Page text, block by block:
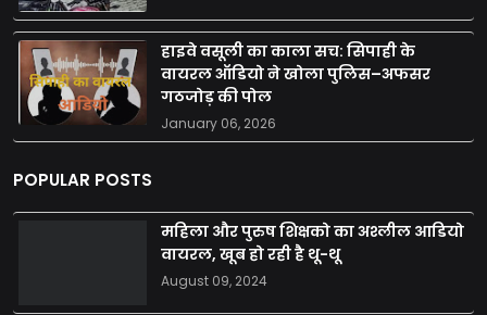
हाइवे वसूली का काला सच: सिपाही के
वायरल ऑडियो ने खोला पुलिस–अफसर
गठजोड़ की पोल
January 06, 2026
POPULAR POSTS
महिला और पुरुष शिक्षको का अश्लील आडियो
वायरल, खूब हो रही है थू-थू
August 09, 2024